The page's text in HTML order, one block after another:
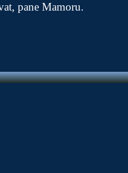
pane Mamoru.